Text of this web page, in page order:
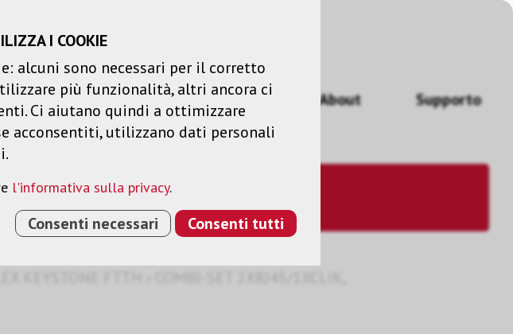
Liste dei desideri
Soluzioni Servizi News About Supporto
I COOKIE
alcuni sono necessari per il corretto
più funzionalità, altri ancora ci
Ci aiutano quindi a ottimizzare
acconsentiti, utilizzano dati personali
l'informativa sulla privacy.
Consenti necessari Consenti tutti